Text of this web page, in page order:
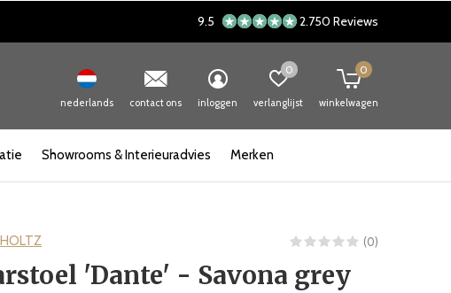
Showrooms & Interieuradvies Merken
nederlands contact ons inloggen verlanglijst
0
winkelwagen
0
9.5 2.750 Reviews
(0)
'Dante' - Savona grey